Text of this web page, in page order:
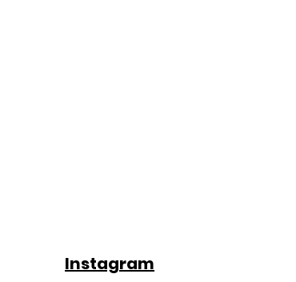
Instagram